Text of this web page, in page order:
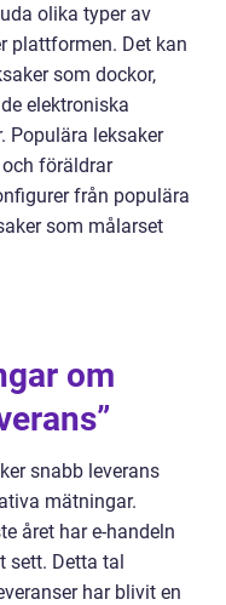
olika typer av
plattformen. Det kan
som dockor,
elektroniska
Populära leksaker
föräldrar
från populära
som målarset
om
snabb leverans
mätningar.
året har e-handeln
sett. Detta tal
har blivit en